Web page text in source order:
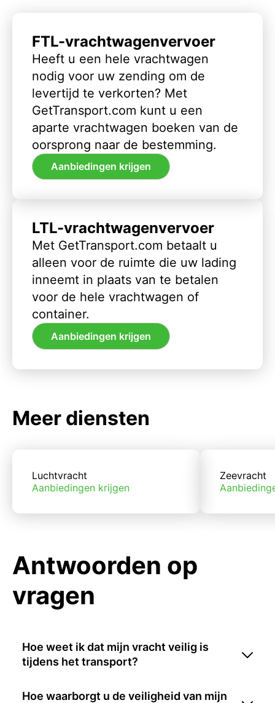
FTL-vrachtwagenvervoer
Heeft u een hele vrachtwagen
nodig voor uw zending om de
levertijd te verkorten? Met
GetTransport.com kunt u een
aparte vrachtwagen boeken van de
oorsprong naar de bestemming.
Aanbiedingen krijgen
LTL-vrachtwagenvervoer
Met GetTransport.com betaalt u
alleen voor de ruimte die uw lading
inneemt in plaats van te betalen
voor de hele vrachtwagen of
container.
Aanbiedingen krijgen
Meer diensten
Luchtvracht
Aanbiedingen krijgen
Zeevracht
Antwoorden op
vragen
Hoe weet ik dat mijn vracht veilig is
tijdens het transport?
Hoe waarborgt u de veiligheid van mijn